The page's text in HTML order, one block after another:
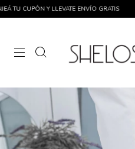
CUPÓN Y LLEVATE ENVÍO GRATIS